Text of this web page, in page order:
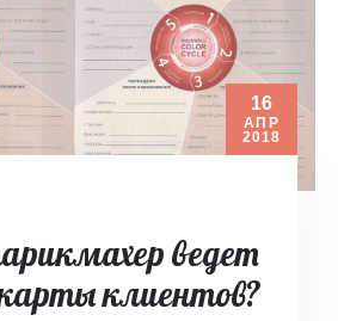
16
АПР
2018
ведет
клиентов?